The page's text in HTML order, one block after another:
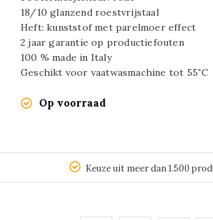
18/10 glanzend roestvrijstaal
Heft: kunststof met parelmoer effect
2 jaar garantie op productiefouten
100 % made in Italy
Geschikt voor vaatwasmachine tot 55˚C
Op voorraad
Keuze uit meer dan 1.500